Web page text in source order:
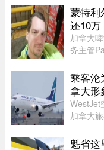
蒙特利
还10万
加拿大
务主管
禁，并
工作15
乘客沦
拿大形
WestJet
加拿大
魁省